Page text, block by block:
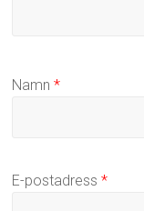
Namn*
E-postadress*